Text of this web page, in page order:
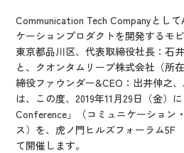
Communication Tech Companyとし
ケーションプロダクトを開発するモ
東京都品川区、代表取締役社長：石
と、クオンタムリープ株式会社（所
締役ファウンダー&CEO：出井伸之
は、この度、2019年11月29日（金）
Conference」（コミュニケーション
ス）を、虎ノ門ヒルズフォーラム
て開催します。